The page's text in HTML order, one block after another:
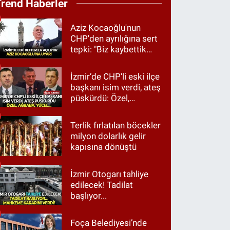
Haberler
Aziz Kocaoğlu'nun
CHP'den ayrılığına sert
tepki: "Biz kaybettik
etmedik"
İzmir’de CHP’li eski ilçe
başkanı isim verdi, ateş
püskürdü: Özel,
Terlik fırlatılan böcekler
milyon dolarlık gelir
kapısına dönüştü
İzmir Otogarı tahliye
edilecek! Tadilat
başlıyor...
Foça Belediyesi’nde